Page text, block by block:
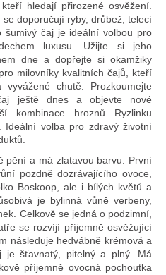
hledají přirozené osvěžení.
doporučují ryby, drůbež, telecí
čaj je ideální volbou pro
luxusu. Užijte si jeho
dne a dopřejte si okamžiky
milovníky kvalitních čajů, kteří
chutě. Prozkoumejte
ještě dnes a objevte nové
kombinace hroznů Ryzlinku
Ideální volba pro zdravý životní
pění a má zlatavou barvu. První
pozdně dozrávajícího ovoce,
Boskoop, ale i bílých květů a
je bylinná vůně verbeny,
Celkově se jedná o podzimní,
se rozvíjí příjemně osvěžující
následuje hedvábně krémová a
je šťavnatý, pitelný a plný. Má
příjemně ovocná pochoutka